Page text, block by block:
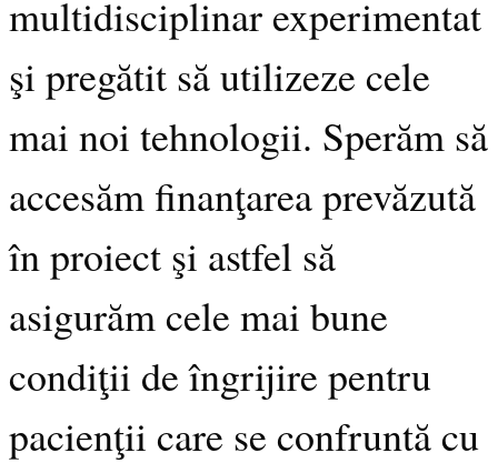
multidisciplinar experimentat
şi pregătit să utilizeze cele
mai noi tehnologii. Sperăm să
accesăm finanţarea prevăzută
în proiect şi astfel să
asigurăm cele mai bune
condiţii de îngrijire pentru
pacienţii care se confruntă cu